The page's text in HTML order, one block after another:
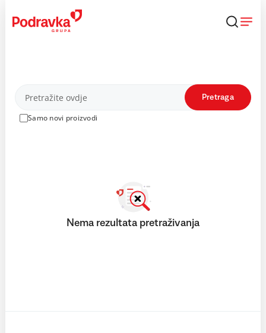
content
Proizvodi
Samo novi proizvodi
Pretraga
Nema rezultata pretraživanja